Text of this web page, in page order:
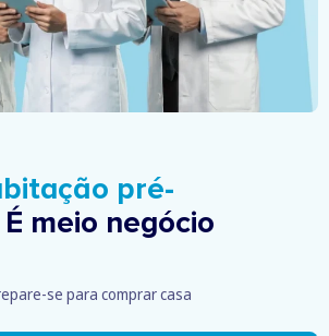
pré-
É meio negócio
se para comprar casa